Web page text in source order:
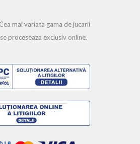
mai variata gama de jucarii
proceseaza exclusiv online.